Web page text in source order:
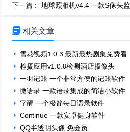
下一篇：地球照相机v4.4 一款S像头
 相关文章
雪花视频1.0.3 最新最热剧集免费看
检摄应用v1.0.8检测酒店摄像头
一羽记账 一个非常方便的记账软件
微语录 一款语录集成的简洁小软件
字醒 一个极简每日语录软件
Continue 一款安卓健身软件
QQ半透明头像 免会员